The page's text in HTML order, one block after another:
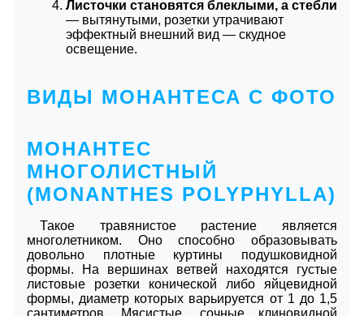
Листочки становятся блеклыми, а стебли
― вытянутыми, розетки утрачивают
эффектный внешний вид ― скудное
освещение.
ВИДЫ МОНАНТЕСА С ФОТО
МОНАНТЕС
МНОГОЛИСТНЫЙ
(MONANTHES POLYPHYLLA)
Такое травянистое растение является
многолетником. Оно способно образовывать
довольно плотные куртины подушковидной
формы. На вершинах ветвей находятся густые
листовые розетки конической либо яйцевидной
формы, диаметр которых варьируется от 1 до 1,5
сантиметров. Мясистые, сочные клиновидной